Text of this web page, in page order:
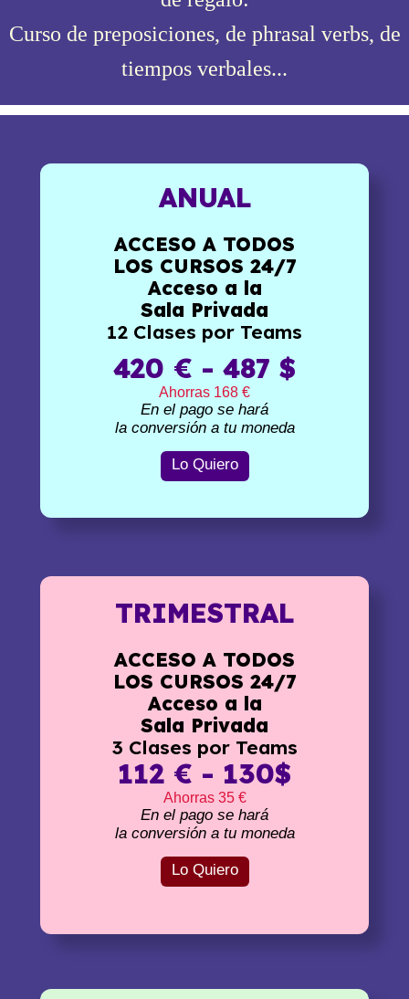
Curso de preposiciones, de phrasal verbs, de
tiempos verbales...
ANUAL
ACCESO A TODOS
LOS CURSOS 24/7
Acceso a la
Sala Privada
12 Clases por Teams
420 € - 487 $
Ahorras 168 €
En el pago se hará
la conversión a tu moneda
Lo Quiero
TRIMESTRAL
ACCESO A TODOS
LOS CURSOS 24/7
Acceso a la
Sala Privada
3 Clases por Teams
112 € - 130$
Ahorras 35 €
En el pago se hará
la conversión a tu moneda
Lo Quiero